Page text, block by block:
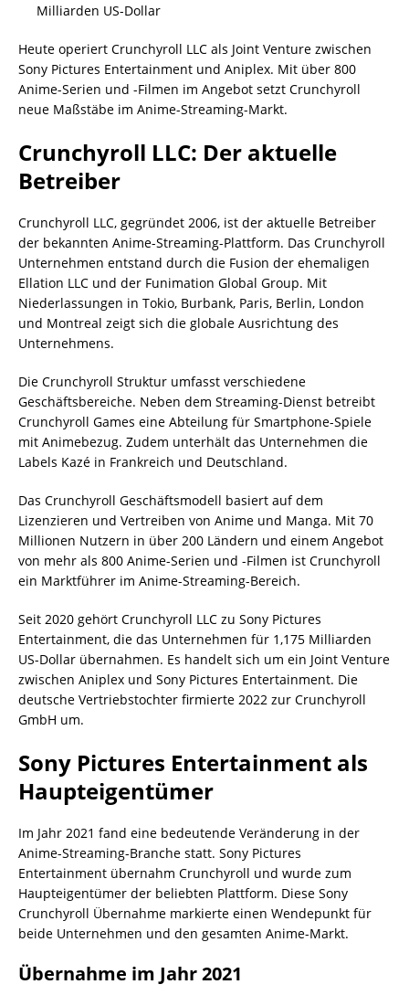
Milliarden US-Dollar
Heute operiert Crunchyroll LLC als Joint Venture zwischen
Sony Pictures Entertainment und Aniplex. Mit über 800
Anime-Serien und -Filmen im Angebot setzt Crunchyroll
neue Maßstäbe im Anime-Streaming-Markt.
Crunchyroll LLC: Der aktuelle
Betreiber
Crunchyroll LLC, gegründet 2006, ist der aktuelle Betreiber
der bekannten Anime-Streaming-Plattform. Das Crunchyroll
Unternehmen entstand durch die Fusion der ehemaligen
Ellation LLC und der Funimation Global Group. Mit
Niederlassungen in Tokio, Burbank, Paris, Berlin, London
und Montreal zeigt sich die globale Ausrichtung des
Unternehmens.
Die Crunchyroll Struktur umfasst verschiedene
Geschäftsbereiche. Neben dem Streaming-Dienst betreibt
Crunchyroll Games eine Abteilung für Smartphone-Spiele
mit Animebezug. Zudem unterhält das Unternehmen die
Labels Kazé in Frankreich und Deutschland.
Das Crunchyroll Geschäftsmodell basiert auf dem
Lizenzieren und Vertreiben von Anime und Manga. Mit 70
Millionen Nutzern in über 200 Ländern und einem Angebot
von mehr als 800 Anime-Serien und -Filmen ist Crunchyroll
ein Marktführer im Anime-Streaming-Bereich.
Seit 2020 gehört Crunchyroll LLC zu Sony Pictures
Entertainment, die das Unternehmen für 1,175 Milliarden
US-Dollar übernahmen. Es handelt sich um ein Joint Venture
zwischen Aniplex und Sony Pictures Entertainment. Die
deutsche Vertriebstochter firmierte 2022 zur Crunchyroll
GmbH um.
Sony Pictures Entertainment als
Haupteigentümer
Im Jahr 2021 fand eine bedeutende Veränderung in der
Anime-Streaming-Branche statt. Sony Pictures
Entertainment übernahm Crunchyroll und wurde zum
Haupteigentümer der beliebten Plattform. Diese Sony
Crunchyroll Übernahme markierte einen Wendepunkt für
beide Unternehmen und den gesamten Anime-Markt.
Übernahme im Jahr 2021